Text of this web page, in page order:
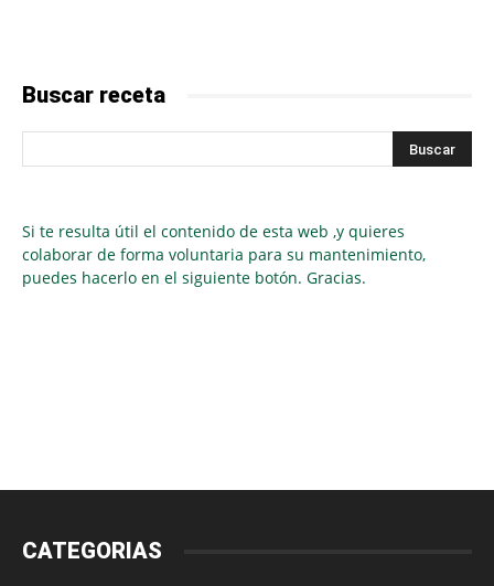
Buscar receta
Si te resulta útil el contenido de esta web ,y quieres
colaborar de forma voluntaria para su mantenimiento,
puedes hacerlo en el siguiente botón. Gracias.
CATEGORIAS